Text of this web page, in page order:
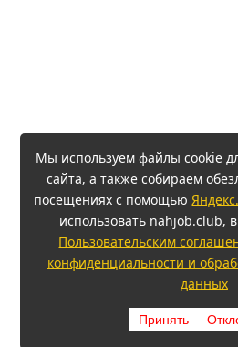
Мы используем файлы cookie
сайта, а также собираем
посещениях с помощью
использовать nahjob.club,
Пользовательским
конфиденциальности и
данных
Принять